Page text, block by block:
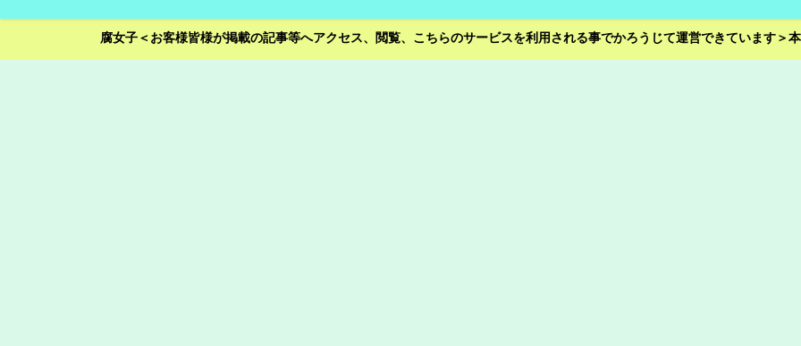
腐女子＜お客様皆様が掲載の記事等へアクセス、閲覧、こちらのサービスを利用される事でかろうじて運営できています＞